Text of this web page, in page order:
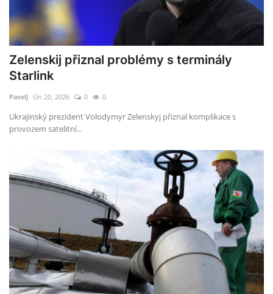
Zelenskij přiznal problémy s terminály
Starlink
PavelJ Ún 20, 2026 0 0
Ukrajinský prezident Volodymyr Zelenskyj přiznal komplikace s
provozem satelitní...